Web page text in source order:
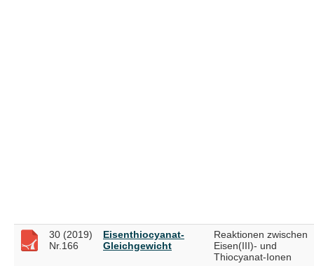
30 (2019)
Nr.166
Eisenthiocyanat-
Gleichgewicht
Reaktionen zwischen
Eisen(III)- und
Thiocyanat-Ionen